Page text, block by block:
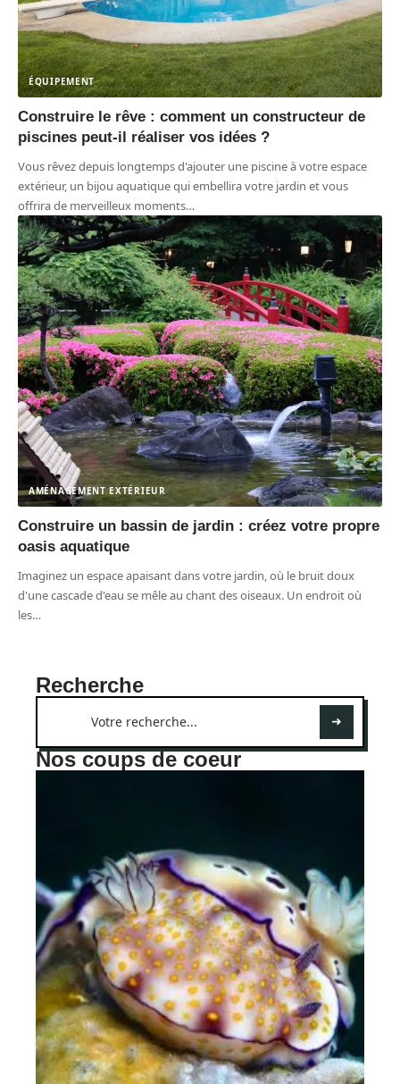
ÉQUIPEMENT
Construire le rêve : comment un constructeur de
piscines peut-il réaliser vos idées ?
Vous rêvez depuis longtemps d'ajouter une piscine à votre espace
extérieur, un bijou aquatique qui embellira votre jardin et vous
offrira de merveilleux moments…
AMÉNAGEMENT EXTÉRIEUR
Construire un bassin de jardin : créez votre propre
oasis aquatique
Imaginez un espace apaisant dans votre jardin, où le bruit doux
d'une cascade d'eau se mêle au chant des oiseaux. Un endroit où
les…
Recherche
Nos coups de coeur